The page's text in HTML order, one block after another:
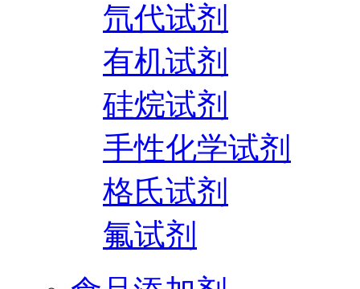
氘代试剂
有机试剂
硅烷试剂
手性化学试剂
格氏试剂
氟试剂